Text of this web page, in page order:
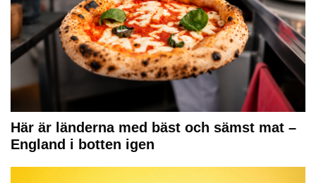
Här är länderna med bäst och sämst mat –
England i botten igen